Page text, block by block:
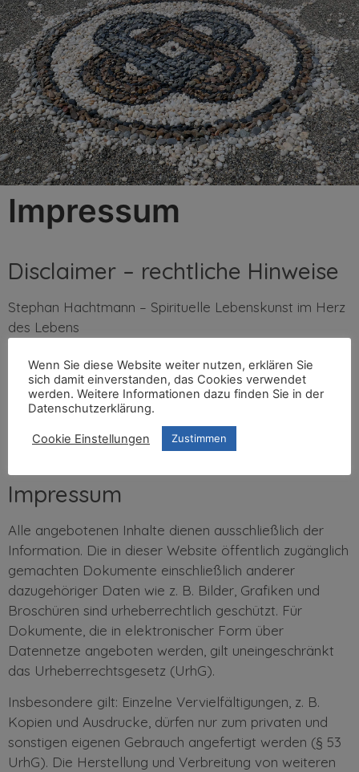
Impressum
Disclaimer – rechtliche Hinweise
Stephan Hachtmann – Spirituelle Lebenskunst im Herz
des Lebens
Telefon Mobil: +49 175 593 2339
Mail:info@stephanhachtmann.de
Inhaltlich verantwortlich gemäss § 6 MDStV:
Stephan Hachtmann
Impressum
Alle angebotenen Inhalte dienen ausschließlich der
Information. Die in dieser Website öffentlich zugänglich
gemachten Dokumente einschließlich anderer
dazugehöriger Daten wie z. B. Bilder, Grafiken und
Broschüren sind urheberrechtlich geschützt. Für
Dokumente, die in elektronischer Form über
Datennetze angeboten werden, gilt uneingeschränkt
das Urheberrechtsgesetz (UrhG).
Insbesondere gilt: Einzelne Vervielfältigungen, z. B.
Kopien und Ausdrucke, dürfen nur zum privaten und
sonstigen eigenen Gebrauch angefertigt werden (§ 53
UrhG). Die Herstellung und Verbreitung von weiteren
Wenn Sie diese Website weiter nutzen, erklären Sie
sich damit einverstanden, das Cookies verwendet
werden. Weitere Informationen dazu finden Sie in der
Datenschutzerklärung.
Cookie Einstellungen Zustimmen